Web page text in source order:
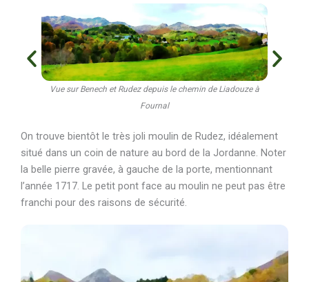
Vue sur Benech et Rudez depuis le chemin de Liadouze à
Fournal
On trouve bientôt le très joli moulin de Rudez, idéalement
situé dans un coin de nature au bord de la Jordanne. Noter
la belle pierre gravée, à gauche de la porte, mentionnant
l’année 1717. Le petit pont face au moulin ne peut pas être
franchi pour des raisons de sécurité.